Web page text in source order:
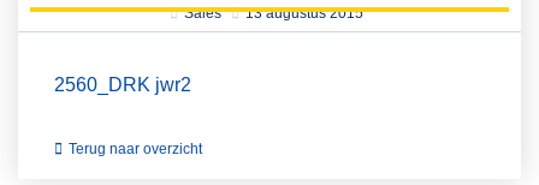
Sales 13 augustus 2015
2560_DRK jwr2
Terug naar overzicht